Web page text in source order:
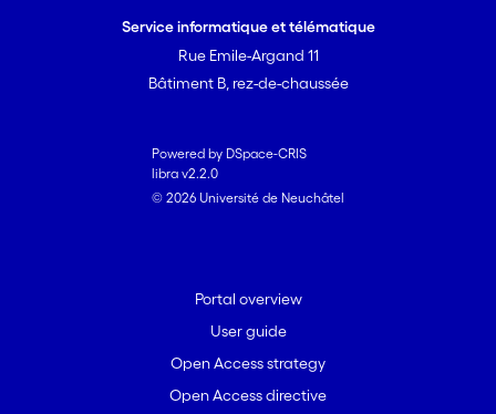
Service informatique et télématique
Rue Emile-Argand 11
Bâtiment B, rez-de-chaussée
Powered by DSpace-CRIS
libra v2.2.0
© 2026 Université de Neuchâtel
Portal overview
User guide
Open Access strategy
Open Access directive